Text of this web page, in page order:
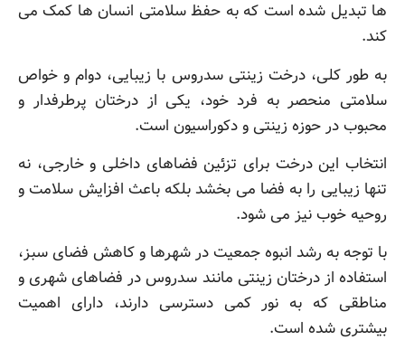
ها تبدیل شده است که به حفظ سلامتی انسان ها کمک می
کند.
به طور کلی، درخت زینتی سدروس با زیبایی، دوام و خواص
سلامتی منحصر به فرد خود، یکی از درختان پرطرفدار و
محبوب در حوزه زینتی و دکوراسیون است.
انتخاب این درخت برای تزئین فضاهای داخلی و خارجی، نه
تنها زیبایی را به فضا می بخشد بلکه باعث افزایش سلامت و
روحیه خوب نیز می شود.
با توجه به رشد انبوه جمعیت در شهرها و کاهش فضای سبز،
استفاده از درختان زینتی مانند سدروس در فضاهای شهری و
مناطقی که به نور کمی دسترسی دارند، دارای اهمیت
بیشتری شده است.